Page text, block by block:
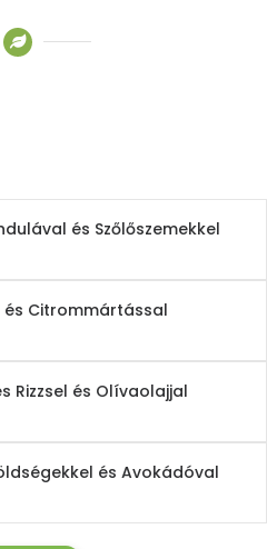
és Szőlőszemekkel
és Citrommártással
Rizzsel és Olívaolajjal
és Avokádóval